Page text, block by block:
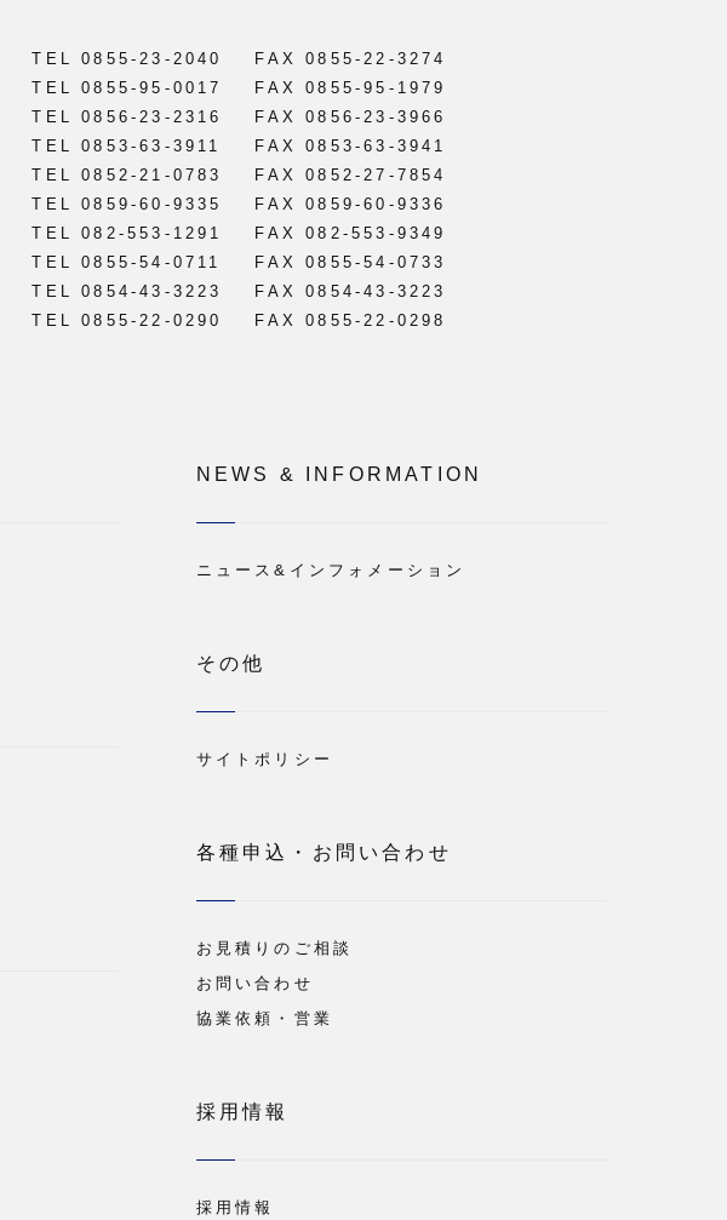
TEL 0855-23-2040
FAX 0855-22-3274
TEL 0855-95-0017
FAX 0855-95-1979
TEL 0856-23-2316
FAX 0856-23-3966
TEL 0853-63-3911
FAX 0853-63-3941
TEL 0852-21-0783
FAX 0852-27-7854
TEL 0859-60-9335
FAX 0859-60-9336
TEL 082-553-1291
FAX 082-553-9349
TEL 0855-54-0711
FAX 0855-54-0733
TEL 0854-43-3223
FAX 0854-43-3223
TEL 0855-22-0290 FAX 0855-22-0298
NEWS & INFORMATION
ニュース&インフォメーション
その他
サイトポリシー
各種申込・お問い合わせ
お見積りのご相談
お問い合わせ
協業依頼・営業
採用情報
採用情報